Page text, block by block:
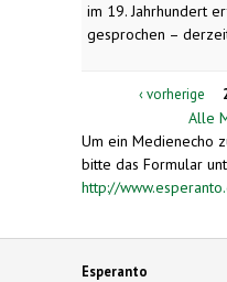
im 19. Jahrhundert
gesprochen –
‹ vorherige
Alle
Um ein Medienecho
bitte das Formular
http://
Esperanto